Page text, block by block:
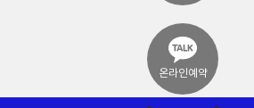
온라인예약